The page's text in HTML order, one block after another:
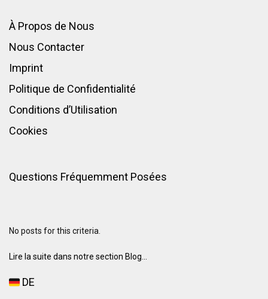
À Propos de Nous
Nous Contacter
Imprint
Politique de Confidentialité
Conditions d’Utilisation
Cookies
Questions Fréquemment Posées
No posts for this criteria.
Lire la suite dans notre section Blog...
DE